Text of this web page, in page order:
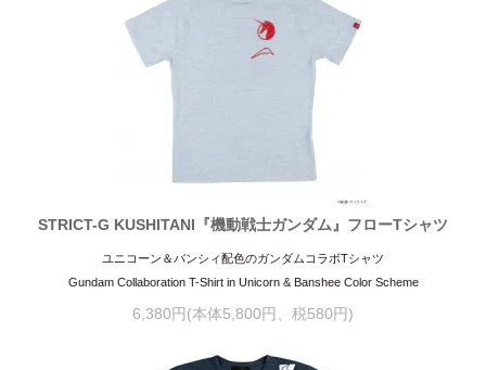
STRICT-G KUSHITANI『機動戦士ガンダム』フローTシャツ
ユニコーン＆バンシィ配色のガンダムコラボTシャツ
Gundam Collaboration T-Shirt in Unicorn & Banshee Color Scheme
6,380円(本体5,800円、税580円)